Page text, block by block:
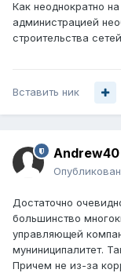
Как неоднократно
администрацией
строительства
Вставить ник
Andrew40
Достаточно
большинство
управляющей
муниниципалитет.
Причем не из-за